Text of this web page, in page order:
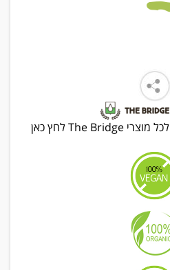
לכל מוצרי The Bridge לחץ כאן